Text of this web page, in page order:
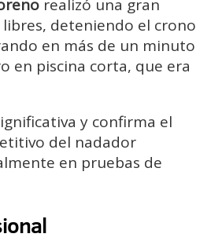
realizó una gran
deteniendo el crono
en más de un minuto
en piscina corta, que era
y confirma el
del nadador
en pruebas de